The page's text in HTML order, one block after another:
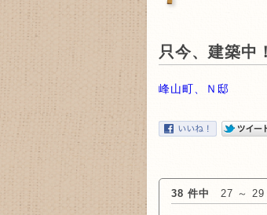
只今、建築
峰山町、Ｎ邸
38 件中 27 ～ 29